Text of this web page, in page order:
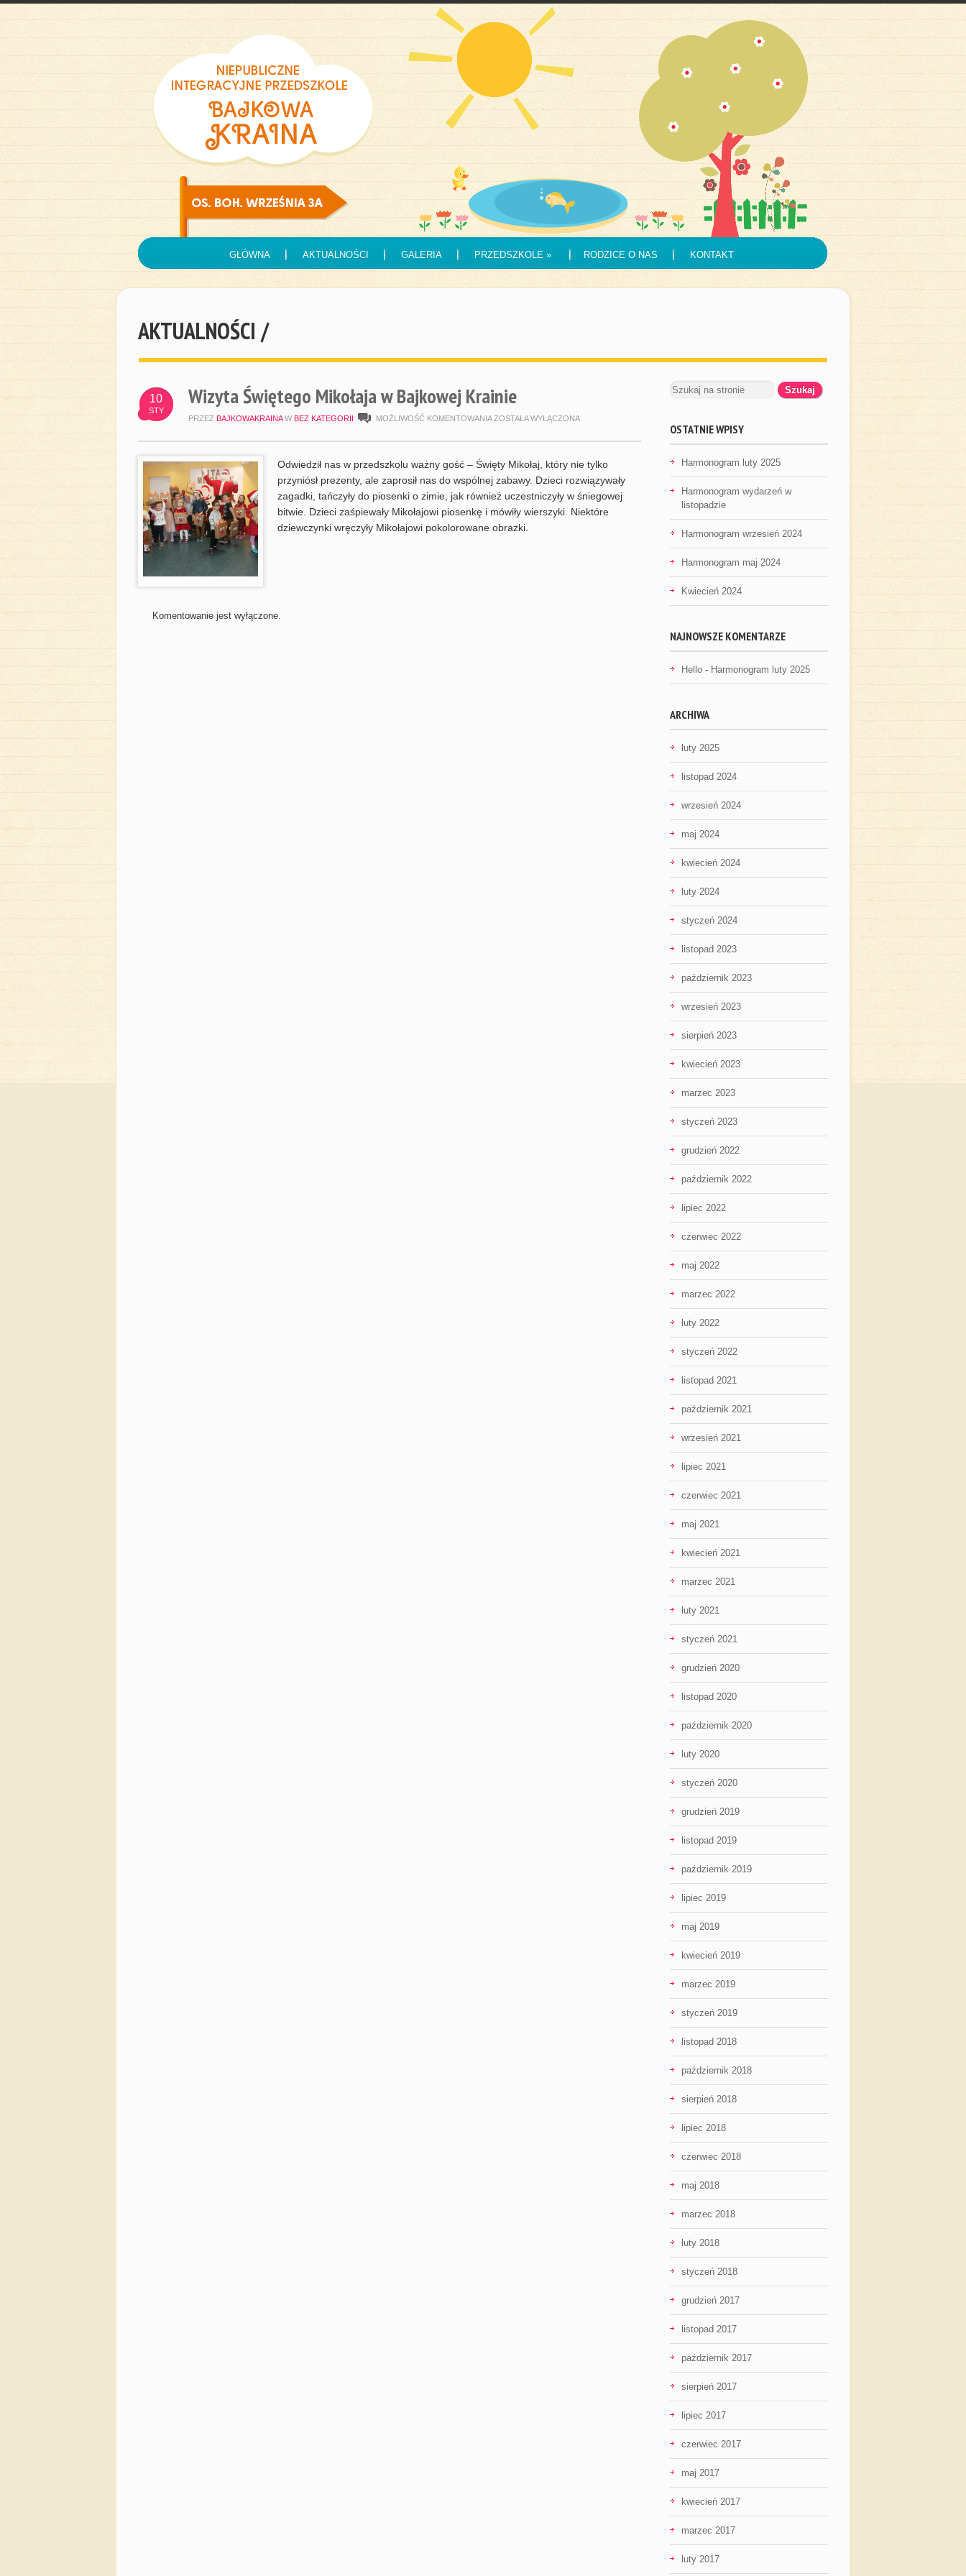
GŁÓWNA AKTUALNOŚCI GALERIA PRZEDSZKOLE» RODZICE O NAS KONTAKT
AKTUALNOŚCI /
10
STY
Wizyta Świętego Mikołaja w Bajkowej Krainie
PRZEZ BAJKOWAKRAINA W BEZ KATEGORII MOŻLIWOŚĆ KOMENTOWANIA WIZYTA
W
BAJKOWEJ
KRAINIE
ZOSTAŁA WYŁĄCZONA
Odwiedził nas w przedszkolu ważny gość – Święty Mikołaj, który nie tylko
przyniósł prezenty, ale zaprosił nas do wspólnej zabawy. Dzieci rozwiązywały
zagadki, tańczyły do piosenki o zimie, jak również uczestniczyły w śniegowej
bitwie. Dzieci zaśpiewały Mikołajowi piosenkę i mówiły wierszyki. Niektóre
dziewczynki wręczyły Mikołajowi pokolorowane obrazki.
Komentowanie jest wyłączone.
OSTATNIE WPISY
Harmonogram luty 2025
Harmonogram wydarzeń w
listopadzie
Harmonogram wrzesień 2024
Harmonogram maj 2024
Kwiecień 2024
NAJNOWSZE KOMENTARZE
Hello - Harmonogram luty 2025
ARCHIWA
luty 2025
listopad 2024
wrzesień 2024
maj 2024
kwiecień 2024
luty 2024
styczeń 2024
listopad 2023
październik 2023
wrzesień 2023
sierpień 2023
kwiecień 2023
marzec 2023
styczeń 2023
grudzień 2022
październik 2022
lipiec 2022
czerwiec 2022
maj 2022
marzec 2022
luty 2022
styczeń 2022
listopad 2021
październik 2021
wrzesień 2021
lipiec 2021
czerwiec 2021
maj 2021
kwiecień 2021
marzec 2021
luty 2021
styczeń 2021
grudzień 2020
listopad 2020
październik 2020
luty 2020
styczeń 2020
grudzień 2019
listopad 2019
październik 2019
lipiec 2019
maj 2019
kwiecień 2019
marzec 2019
styczeń 2019
listopad 2018
październik 2018
sierpień 2018
lipiec 2018
czerwiec 2018
maj 2018
marzec 2018
luty 2018
styczeń 2018
grudzień 2017
listopad 2017
październik 2017
sierpień 2017
lipiec 2017
czerwiec 2017
maj 2017
kwiecień 2017
marzec 2017
luty 2017